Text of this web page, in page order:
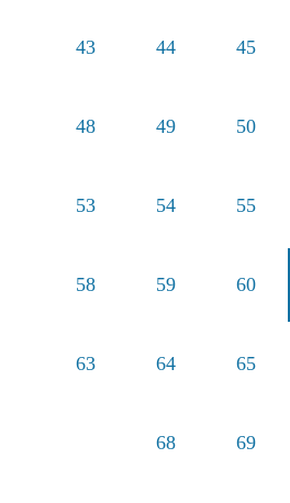
43 44 45
48 49 50
53 54 55
58 59 60
63 64 65
68 69